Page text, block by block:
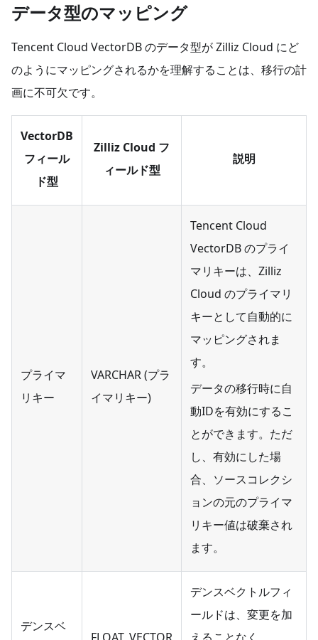
データ型のマッピング
Tencent Cloud VectorDB のデータ型が Zilliz Cloud にど
のようにマッピングされるかを理解することは、移行の計
画に不可欠です。
VectorDB
フィール
ド型
Zilliz Cloud フ
ィールド型
説明
プライマ
リキー
VARCHAR (プラ
イマリキー)
Tencent Cloud
VectorDB のプライ
マリキーは、Zilliz
Cloud のプライマリ
キーとして自動的に
マッピングされま
す。
データの移行時に自
動IDを有効にするこ
とができます。ただ
し、有効にした場
合、ソースコレクシ
ョンの元のプライマ
リキー値は破棄され
ます。
デンスベ
デンスベクトルフィ
ールドは、変更を加